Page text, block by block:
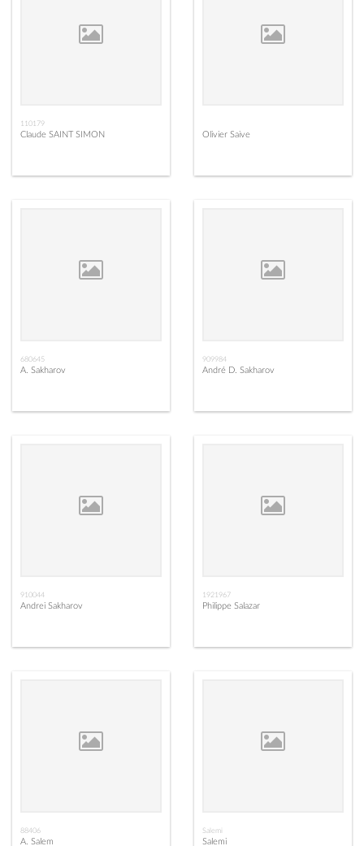
110179
Claude SAINT SIMON Olivier Saive
680645
A. Sakharov
909984
André D. Sakharov
910044
Andrei Sakharov
1921967
Philippe Salazar
88406
A. Salem
Salemi
Salemi